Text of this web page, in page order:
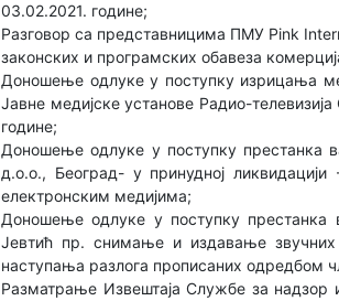
03.02.2021. године;
Разговор са представницима ПМУ Pink
законских и програмских обавеза
Доношење одлуке у поступку изрицања
Јавнe медијске установе Радио-
године;
Доношење одлуке у поступку престанка
д.о.о., Београд- у принудној
електронским медијима;
Доношење одлуке у поступку
Јевтић пр. снимање и издавање
наступања разлога прописаних одредбом
Разматрање Извештаја Службе за надзор